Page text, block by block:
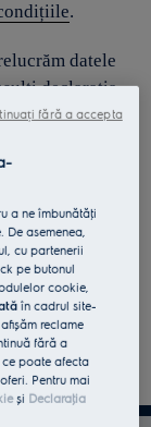
.
datele
declaraţia
a ne îmbunătăţi
asemenea,
cu partenerii
pe butonul
cookie,
în cadrul site-
reclame
fără a
poate afecta
Pentru mai
și Declaraţia
fără a accepta